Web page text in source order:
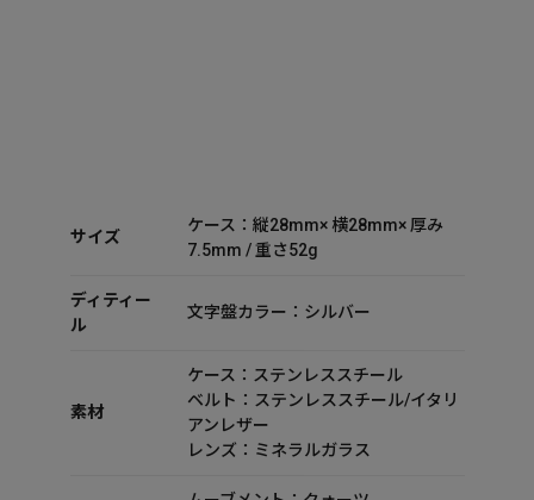
サイズ
ケース：縦28mm× 横28mm× 厚み
7.5mm / 重さ52g
ディティー
ル
文字盤カラー：シルバー
素材
ケース：ステンレススチール
ベルト：ステンレススチール/イタリ
アンレザー
レンズ：ミネラルガラス